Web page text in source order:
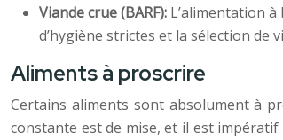
Viande crue (BARF): L’alimentation
d’hygiène strictes et la sélection de
Aliments à proscrire
Certains aliments sont absolument à
constante est de mise, et il est